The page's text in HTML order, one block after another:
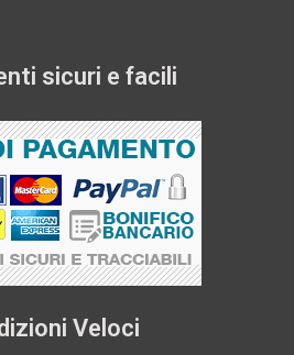
sicuri e facili
Veloci